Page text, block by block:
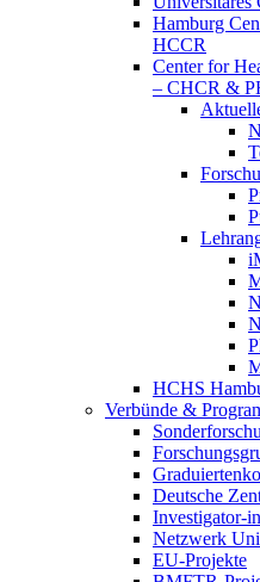
Hamburg
HCCR
Center for
– CHCR &
HCHS
Verbünde &
Deutsche
Investigator-
Netzwerk
EU-Projekte